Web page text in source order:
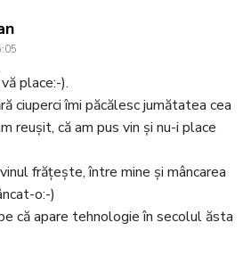
says:
place:-).
ciuperci îmi păcălesc jumătatea cea
reușit, că am pus vin și nu-i place
frățește, între mine și mâncarea
o:-)
că apare tehnologie în secolul ăsta